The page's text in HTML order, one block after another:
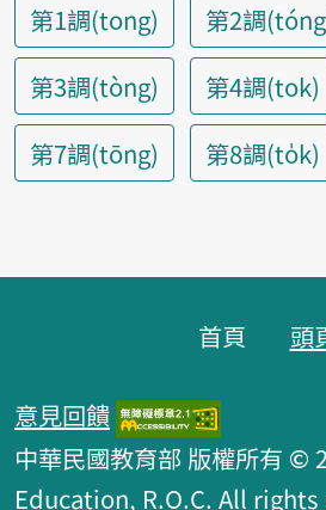
第1調(tong)
第2調
第3調(tòng)
第4調(tok)
第7調(tōng)
第8調(to̍k)
首頁 頭
意見回饋
中華民國教育部 版權所有
Education, R.O.C. All